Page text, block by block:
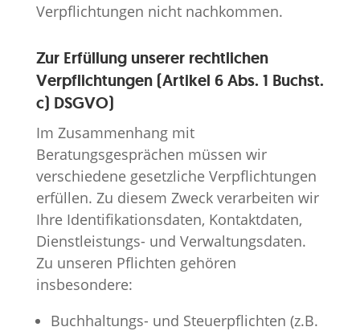
Verpflichtungen nicht nachkommen.
Zur Erfüllung unserer rechtlichen
Verpflichtungen (Artikel 6 Abs. 1 Buchst.
c) DSGVO)
Im Zusammenhang mit
Beratungsgesprächen müssen wir
verschiedene gesetzliche Verpflichtungen
erfüllen. Zu diesem Zweck verarbeiten wir
Ihre Identifikationsdaten, Kontaktdaten,
Dienstleistungs- und Verwaltungsdaten.
Zu unseren Pflichten gehören
insbesondere:
Buchhaltungs- und Steuerpflichten (z.B.